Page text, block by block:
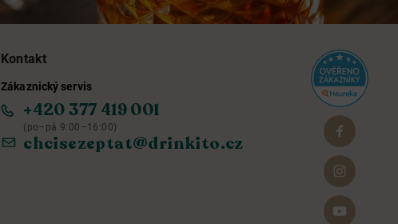
Kontakt
Zákaznický servis
+420 377 419 001
(po–pá 9:00–16:00)
chcisezeptat@drinkito.cz